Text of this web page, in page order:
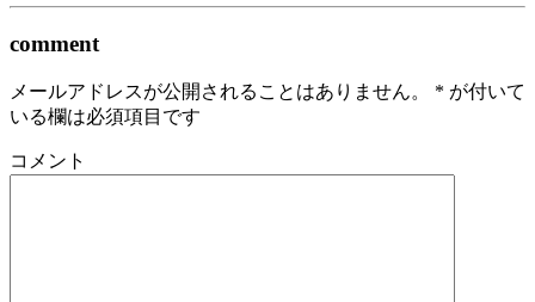
comment
メールアドレスが公開されることはありません。 * が付いて
いる欄は必須項目です
コメント